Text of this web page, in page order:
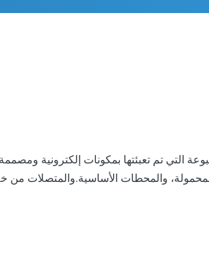
التي تم تعبئتها بمكونات إلكترونية
والمحطات الأساسية.والمتصلات